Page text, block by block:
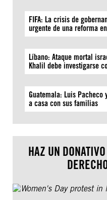
FIFA: La crisis de
urgente de una reforma
Líbano: Ataque mortal
Khalil debe investigarse
Guatemala: Luis
a casa con sus familias
HAZ UN